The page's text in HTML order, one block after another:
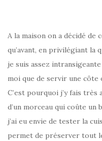
A la maison on a décidé de
qu’avant, en privilégiant la
je suis assez
moi que de servir une
C’est pourquoi j’y fais
d’un morceau qui coûte un
j’ai eu envie de tester la
permet de préserver tout